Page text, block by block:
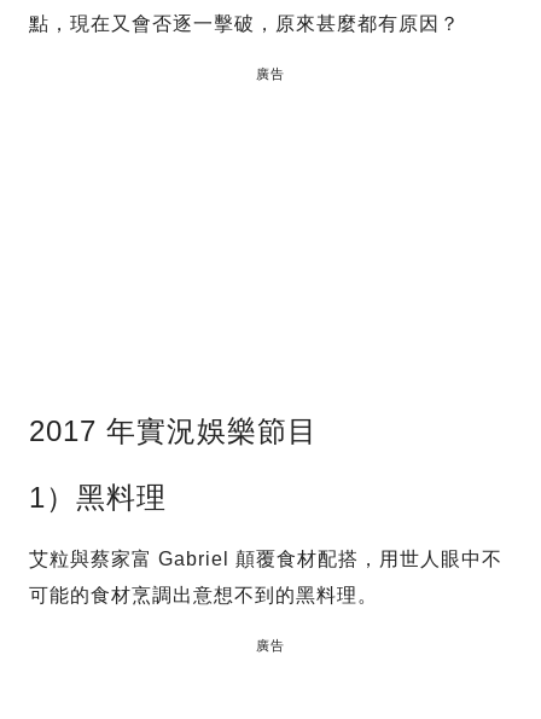
點，現在又會否逐一擊破，原來甚麼都有原因？
廣告
2017 年實況娛樂節目
1）黑料理
艾粒與蔡家富 Gabriel 顛覆食材配搭，用世人眼中不
可能的食材烹調出意想不到的黑料理。
廣告